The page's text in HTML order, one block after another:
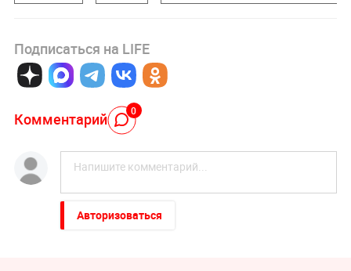
Подписаться на LIFE
Комментарий 0
Авторизоваться